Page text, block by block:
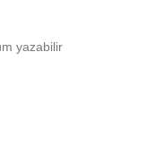
yazabilir